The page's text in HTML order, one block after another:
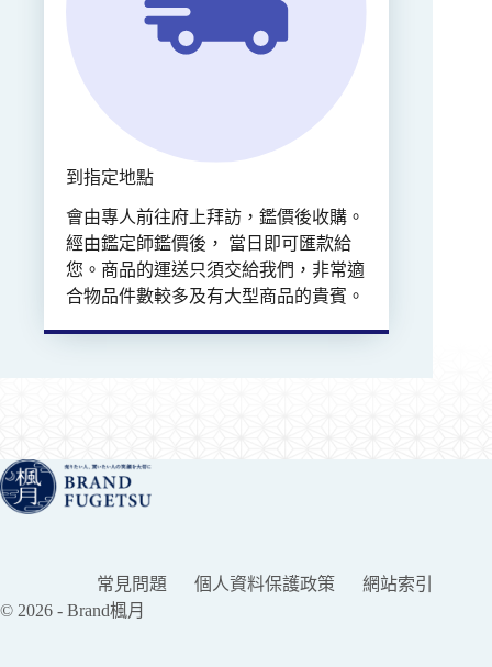
到指定地點
會由專人前往府上拜訪，鑑價後收購。
經由鑑定師鑑價後， 當日即可匯款給
您。商品的運送只須交給我們，非常適
合物品件數較多及有大型商品的貴賓。
常見問題 個人資料保護政策
網站索引
© 2026 - Brand楓月